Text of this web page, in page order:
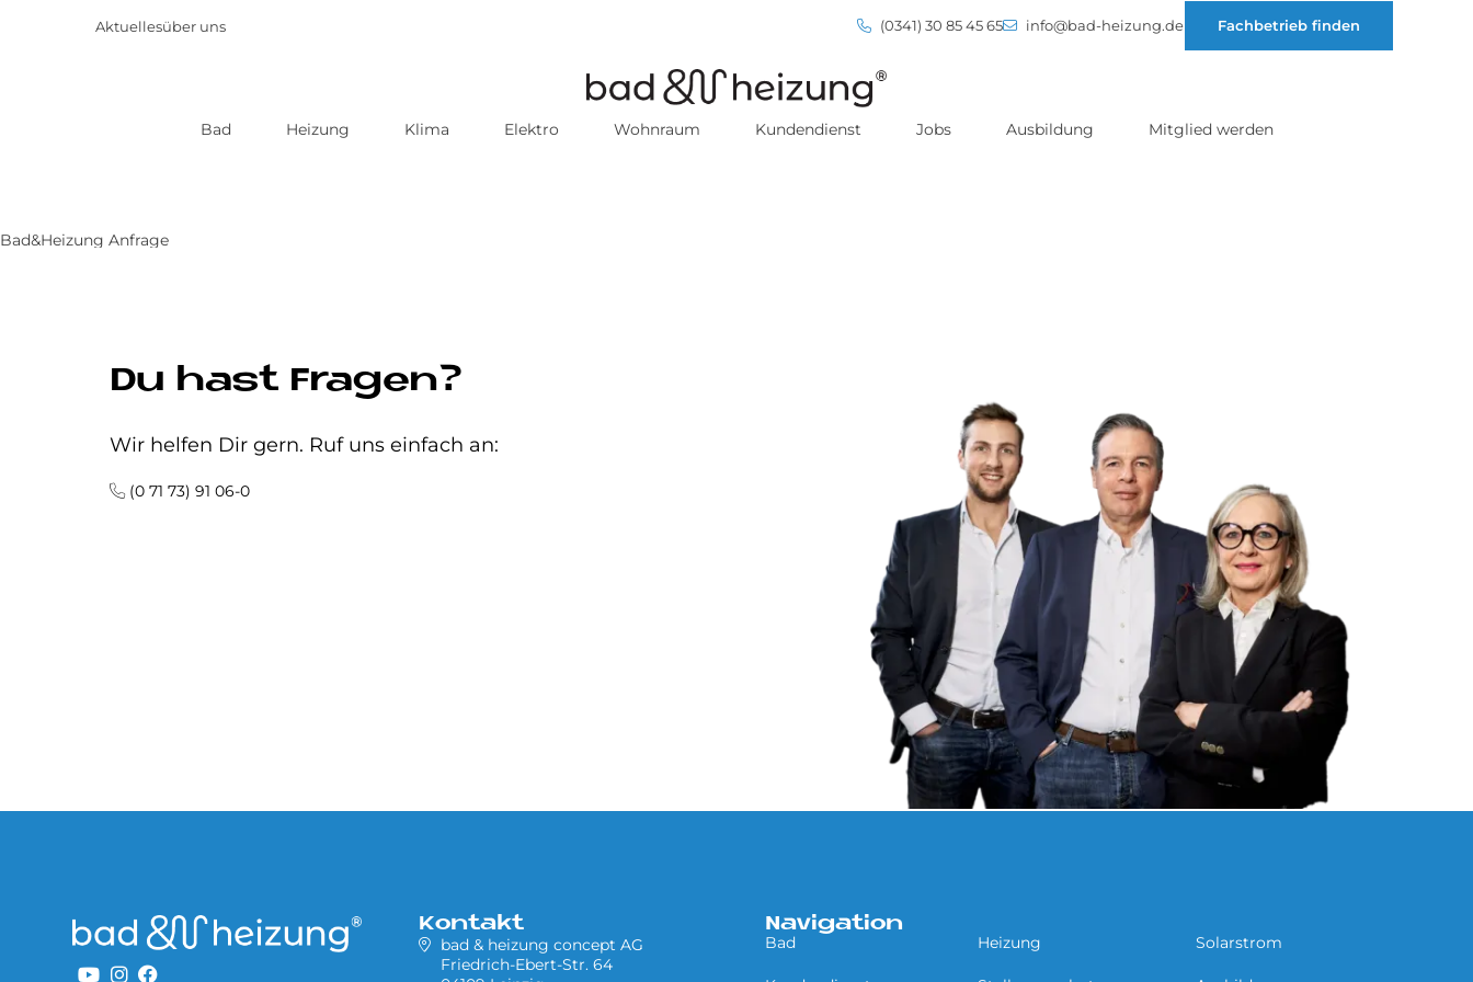
Aktuellesüber uns (0341) 30 85 45 65 info@bad-heizung.de Fachbetrieb finden
Bad Heizung Klima Elektro Wohnraum Kundendienst Jobs Ausbildung Mitglied werden
Bad&Heizung Anfrage
Du hast Fragen?
Wir helfen Dir gern. Ruf uns einfach an:
(0 71 73) 91 06-0
Kontakt
bad & heizung concept AG
Friedrich-Ebert-Str. 64
Navigation
Bad Heizung Solarstrom